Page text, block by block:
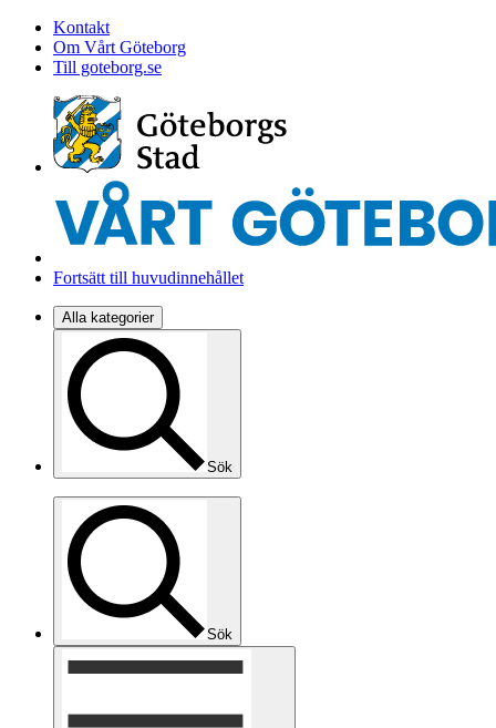
Kontakt
Om Vårt Göteborg
Till goteborg.se
Fortsätt till huvudinnehållet
Alla kategorier
Sök
Sök